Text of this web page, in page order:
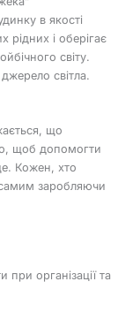
в якості
рідних і оберігає
світу.
світла.
що
щоб допомогти
Кожен, хто
заробляючи
організації та